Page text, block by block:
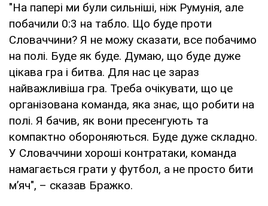
"На папері ми були сильніші, ніж Румунія, але
побачили 0:3 на табло. Що буде проти
Словаччини? Я не можу сказати, все побачимо
на полі. Буде як буде. Думаю, що буде дуже
цікава гра і битва. Для нас це зараз
найважливіша гра. Треба очікувати, що це
організована команда, яка знає, що робити на
полі. Я бачив, як вони пресенгують та
компактно обороняються. Буде дуже складно.
У Словаччини хороші контратаки, команда
намагається грати у футбол, а не просто бити
мʼяч", – сказав Бражко.